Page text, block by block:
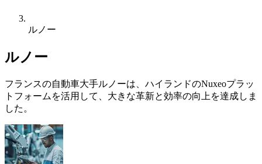
ルノー
ルノー
フランスの自動車大手ルノーは、ハイランドのNuxeoプラッ
トフォームを活用して、大きな革新と効率の向上を達成しま
した。